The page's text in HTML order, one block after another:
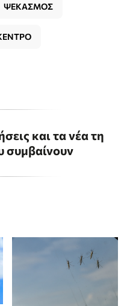
ΨΕΚΑΣΜΟΣ
και τα νέα τη
συμβαίνουν